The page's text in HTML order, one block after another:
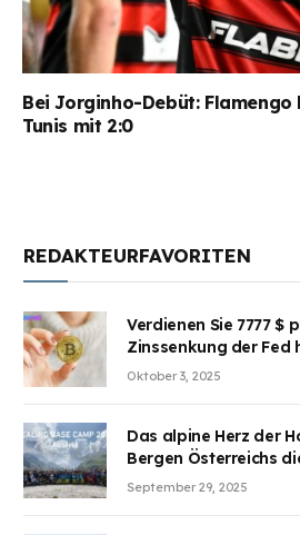
Bei Jorginho-Debüt: Flamengo
Tunis mit 2:0
REDAKTEURFAVORITEN
Verdienen Sie 7777 $
Zinssenkung der Fed
Aufmerksamkeit des
Oktober 3, 2025
Das alpine Herz der
Bergen Österreichs
Wunden des
September 29, 2025